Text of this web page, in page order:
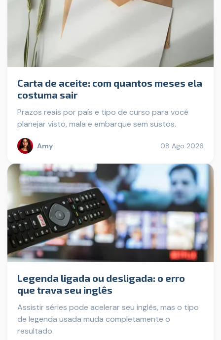
Carta de aceite: com quantos meses ela
costuma sair
Prazos reais por país e tipo de curso para você
planejar visto, mala e embarque sem sustos.
Amy 08 Ago 2026
Legenda ligada ou desligada: o erro
que trava seu inglês
Assistir séries pode acelerar seu inglês, mas o tipo
de legenda usada muda completamente o
resultado.